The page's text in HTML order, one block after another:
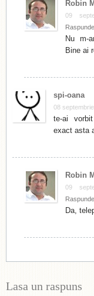
Robin
09
Raspunde
Nu m-
Bine ai
spi-oana
08
te-ai
exact asta
Robin
09
Raspunde
Da,
Lasa un raspuns